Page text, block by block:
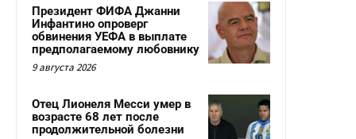
Президент ФИФА Джанни
Инфантино опроверг
обвинения УЕФА в выплате
предполагаемому любовнику
9 августа 2026
Отец Лионеля Месси умер в
возрасте 68 лет после
продолжительной болезни